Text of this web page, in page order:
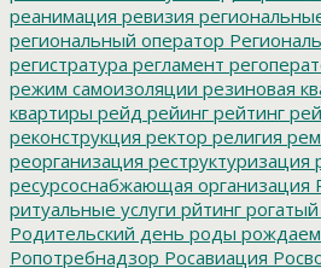
реанимация ревизия
региональный оператор
регистратура регламент
режим самоизоляции резиновая
квартиры рейд рейинг рейтинг
реконструкция ректор религия
реорганизация реструктуризация
ресурсоснабжающая организация
ритуальные услуги рйтинг рогатый
Родительский день роды
Ропотребнадзор Росавиация